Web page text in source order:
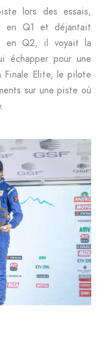
lors des essais,
en Q1 et déjantait
en Q2, il voyait la
échapper pour une
Finale Elite, le pilote
sur une piste où